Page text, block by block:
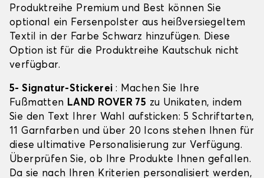
Produktreihe Premium und Best können Sie
optional ein Fersenpolster aus heißversiegeltem
Textil in der Farbe Schwarz hinzufügen. Diese
Option ist für die Produktreihe Kautschuk nicht
verfügbar.
5- Signatur-Stickerei : Machen Sie Ihre
Fußmatten LAND ROVER 75 zu Unikaten, indem
Sie den Text Ihrer Wahl aufsticken: 5 Schriftarten,
11 Garnfarben und über 20 Icons stehen Ihnen für
diese ultimative Personalisierung zur Verfügung.
Überprüfen Sie, ob Ihre Produkte Ihnen gefallen.
Da sie nach Ihren Kriterien personalisiert werden,